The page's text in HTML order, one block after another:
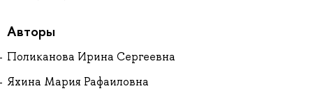
Авторы
Поликанова Ирина Сергеевна
Яхина Мария Рафаиловна